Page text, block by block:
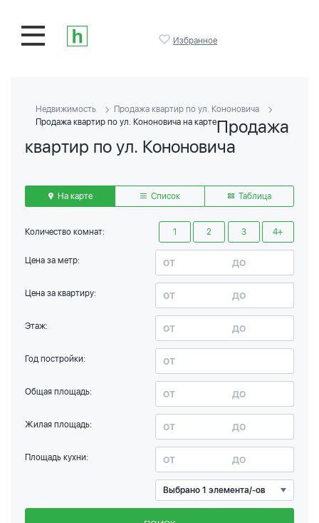
Избранное
Недвижимость
Продажа квартир по ул. Кононовича
Продажа квартир по ул. Кононовича на картеПродажа
квартир по ул. Кононовича
На карте Список Таблица
Количество комнат: 1 2 3 4+
Цена за метр:
Цена за квартиру:
Этаж:
Год постройки:
Общая площадь:
Жилая площадь:
Площадь кухни:
Выбрано 1 элемента/-ов